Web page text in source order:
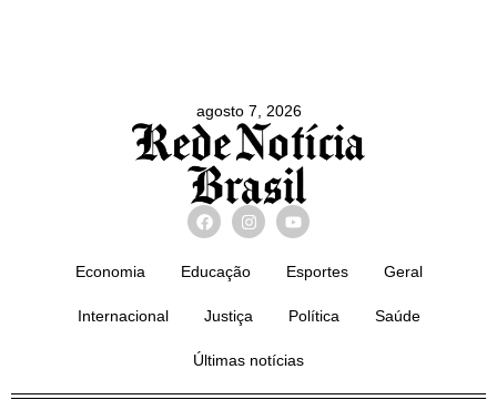
agosto 7, 2026
Economia Educação Esportes Geral
Internacional Justiça Política Saúde
Últimas notícias